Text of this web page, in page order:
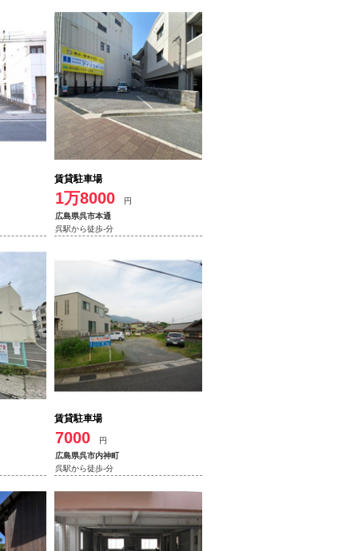
賃貸駐車場
1万8000
円
広島県呉市本通
呉駅から徒歩-分
賃貸駐車場
7000
円
広島県呉市内神町
呉駅から徒歩-分